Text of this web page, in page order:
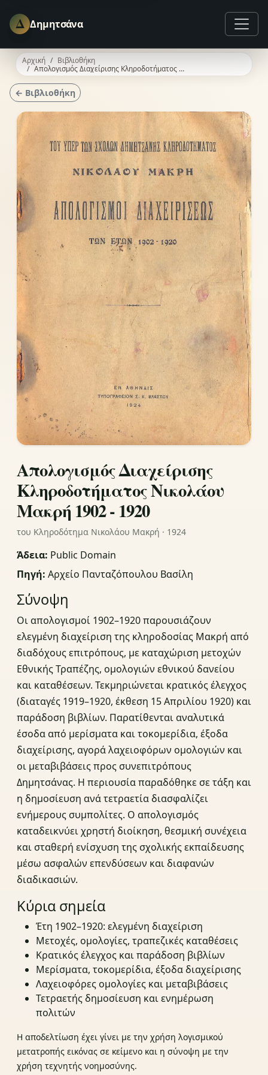
Δ Δημητσάνα
Αρχική
Βιβλιοθήκη
Απολογισμός Διαχείρισης Κληροδοτήματος Νικολάου Μακρή 1902 - 1920
← Βιβλιοθήκη
Απολογισμός Διαχείρισης
Κληροδοτήματος Νικολάου
Μακρή 1902 - 1920
του Κληροδότημα Νικολάου Μακρή · 1924
Άδεια: Public Domain
Πηγή: Αρχείο Πανταζόπουλου Βασίλη
Σύνοψη
Οι απολογισμοί 1902–1920 παρουσιάζουν
ελεγμένη διαχείριση της κληροδοσίας Μακρή από
διαδόχους επιτρόπους, με καταχώριση μετοχών
Εθνικής Τραπέζης, ομολογιών εθνικού δανείου
και καταθέσεων. Τεκμηριώνεται κρατικός έλεγχος
(διαταγές 1919–1920, έκθεση 15 Απριλίου 1920) και
παράδοση βιβλίων. Παρατίθενται αναλυτικά
έσοδα από μερίσματα και τοκομερίδια, έξοδα
διαχείρισης, αγορά λαχειοφόρων ομολογιών και
οι μεταβιβάσεις προς συνεπιτρόπους
Δημητσάνας. Η περιουσία παραδόθηκε σε τάξη και
η δημοσίευση ανά τετραετία διασφαλίζει
ενήμερους συμπολίτες. Ο απολογισμός
καταδεικνύει χρηστή διοίκηση, θεσμική συνέχεια
και σταθερή ενίσχυση της σχολικής εκπαίδευσης
μέσω ασφαλών επενδύσεων και διαφανών
διαδικασιών.
Κύρια σημεία
Έτη 1902–1920: ελεγμένη διαχείριση
Μετοχές, ομολογίες, τραπεζικές καταθέσεις
Κρατικός έλεγχος και παράδοση βιβλίων
Μερίσματα, τοκομερίδια, έξοδα διαχείρισης
Λαχειοφόρες ομολογίες και μεταβιβάσεις
Τετραετής δημοσίευση και ενημέρωση
πολιτών
Η αποδελτίωση έχει γίνει με την χρήση λογισμικού
μετατροπής εικόνας σε κείμενο και η σύνοψη με την
χρήση τεχνητής νοημοσύνης.